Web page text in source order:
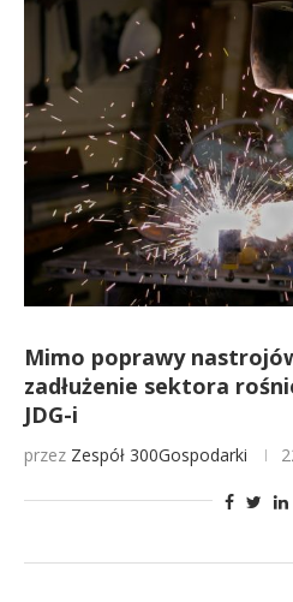
Mimo poprawy
zadłużenie sektora
JDG-i
przez Zespół 300Gospodarki